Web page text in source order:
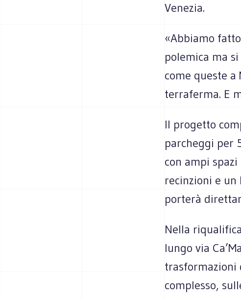
Venezia.
«Abbiamo
polemica ma
come queste
terraferma. E
Il progetto
parcheggi per
con ampi
recinzioni e
porterà
Nella
lungo via
trasformazioni
complesso,